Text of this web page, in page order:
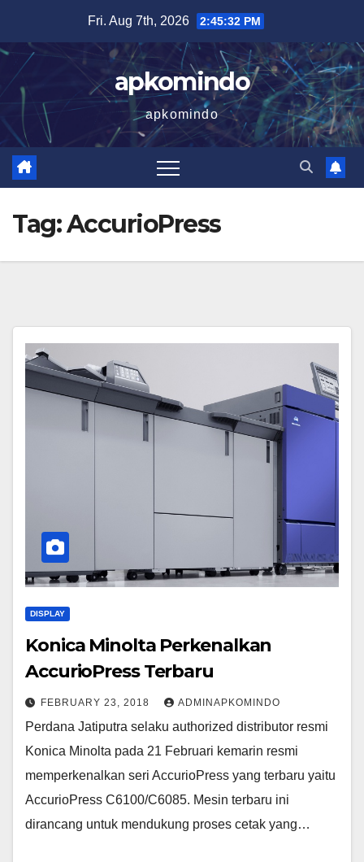
content
Fri. Aug 7th, 2026 2:45:32 PM
apkomindo
apkomindo
Tag:AccurioPress
DISPLAY
Konica Minolta Perkenalkan
AccurioPress Terbaru
FEBRUARY 23, 2018 ADMINAPKOMINDO
Perdana Jatiputra selaku authorized distributor resmi
Konica Minolta pada 21 Februari kemarin resmi
memperkenalkan seri AccurioPress yang terbaru yaitu
AccurioPress C6100/C6085. Mesin terbaru ini
dirancang untuk mendukung proses cetak yang…